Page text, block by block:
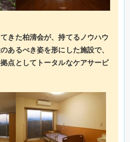
きた柏清会が、持てるノウハウ
あるべき姿を形にした施設で、
点としてトータルなケアサービ